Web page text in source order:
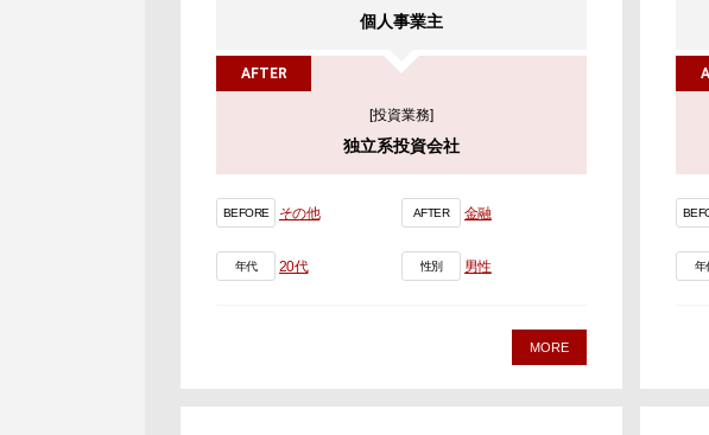
個人事業主
AFTER
[投資業務]
独立系投資会社
BEFORE その他 AFTER 金融
年代 20代 性別 男性
MORE
年